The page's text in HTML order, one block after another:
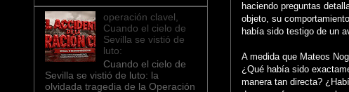
haciendo preguntas
objeto, su
había sido testigo de un
A medida que Mateos
¿Qué había sido
manera tan directa?
operación clavel,
Cuando el cielo de
Sevilla se vistió de
luto:
Cuando el cielo de
Sevilla se vistió de luto: la
olvidada tragedia de la Operación